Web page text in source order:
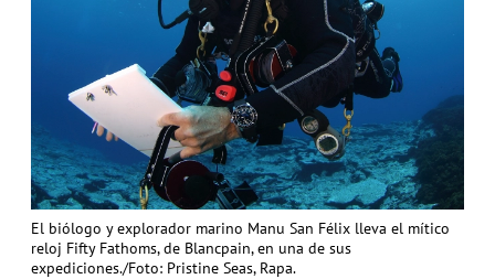
El biólogo y explorador marino Manu San Félix lleva el mítico
reloj Fifty Fathoms, de Blancpain, en una de sus
expediciones./Foto: Pristine Seas, Rapa.